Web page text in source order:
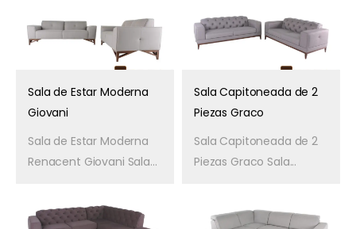
Sala de Estar Moderna
Giovani
Sala de Estar Moderna
Renacent Giovani Sala...
Sala Capitoneada de 2
Piezas Graco
Sala Capitoneada de 2
Piezas Graco Sala...